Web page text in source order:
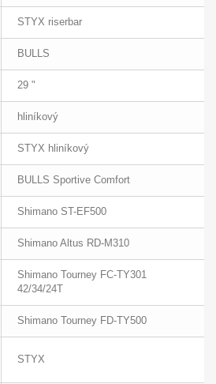
STYX riserbar
BULLS
29 "
hliníkový
STYX hliníkový
BULLS Sportive Comfort
Shimano ST-EF500
Shimano Altus RD-M310
Shimano Tourney FC-TY301
42/34/24T
Shimano Tourney FD-TY500
STYX